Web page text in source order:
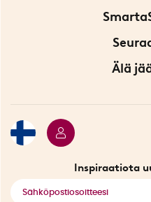
Tietoa
Myymälä
Älä
Inspiraatiota